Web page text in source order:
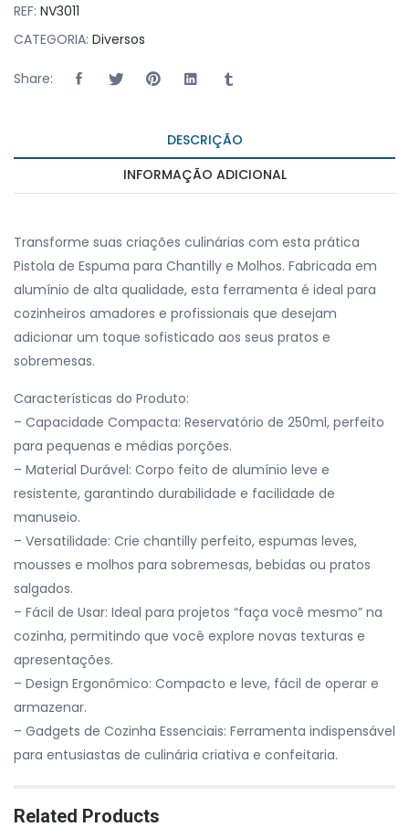
REF: NV3011
CATEGORIA: Diversos
Share:
DESCRIÇÃO
INFORMAÇÃO ADICIONAL
Transforme suas criações culinárias com esta prática
Pistola de Espuma para Chantilly e Molhos. Fabricada em
alumínio de alta qualidade, esta ferramenta é ideal para
cozinheiros amadores e profissionais que desejam
adicionar um toque sofisticado aos seus pratos e
sobremesas.
Características do Produto:
– Capacidade Compacta: Reservatório de 250ml, perfeito
para pequenas e médias porções.
– Material Durável: Corpo feito de alumínio leve e
resistente, garantindo durabilidade e facilidade de
manuseio.
– Versatilidade: Crie chantilly perfeito, espumas leves,
mousses e molhos para sobremesas, bebidas ou pratos
salgados.
– Fácil de Usar: Ideal para projetos “faça você mesmo” na
cozinha, permitindo que você explore novas texturas e
apresentações.
– Design Ergonômico: Compacto e leve, fácil de operar e
armazenar.
– Gadgets de Cozinha Essenciais: Ferramenta indispensável
para entusiastas de culinária criativa e confeitaria.
Related Products